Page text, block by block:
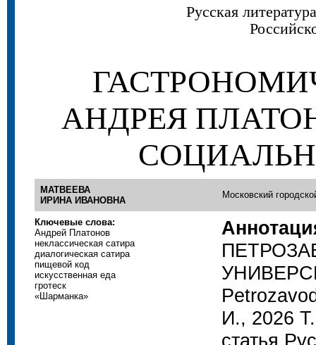
Русская
АНДРЕЯ
МАТВЕЕВА
ИРИНА ИВАНОВНА
Московский
Ключевые слова:
Андрей Платонов
неклассическая сатира
диалогическая сатира
пищевой код
искусственная еда
гротеск
«Шарманка»
И., 2026
статья